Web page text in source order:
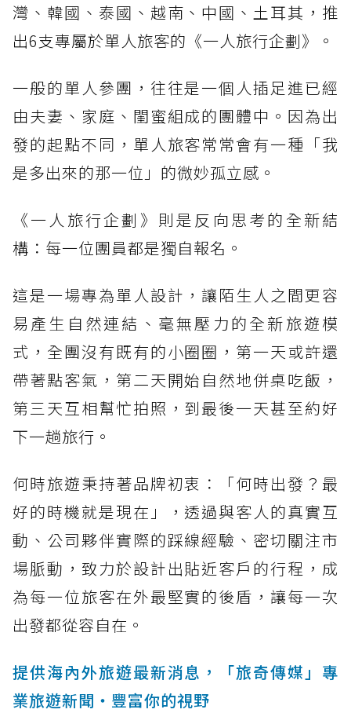
灣、韓國、泰國、越南、中國、土耳其，推
出6支專屬於單人旅客的《一人旅行企劃》。
一般的單人參團，往往是一個人插足進已經
由夫妻、家庭、閨蜜組成的團體中。因為出
發的起點不同，單人旅客常常會有一種「我
是多出來的那一位」的微妙孤立感。
《一人旅行企劃》則是反向思考的全新結
構：每一位團員都是獨自報名。
這是一場專為單人設計，讓陌生人之間更容
易產生自然連結、毫無壓力的全新旅遊模
式，全團沒有既有的小圈圈，第一天或許還
帶著點客氣，第二天開始自然地併桌吃飯，
第三天互相幫忙拍照，到最後一天甚至約好
下一趟旅行。
何時旅遊秉持著品牌初衷：「何時出發？最
好的時機就是現在」，透過與客人的真實互
動、公司夥伴實際的踩線經驗、密切關注市
場脈動，致力於設計出貼近客戶的行程，成
為每一位旅客在外最堅實的後盾，讓每一次
出發都從容自在。
提供海內外旅遊最新消息，「旅奇傳媒」專
業旅遊新聞‧豐富你的視野